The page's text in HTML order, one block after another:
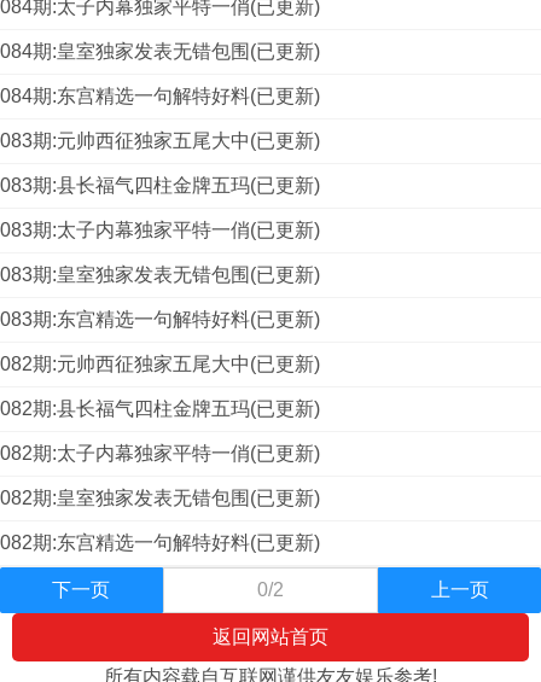
084期:太子内幕独家平特一俏(已更新)
084期:皇室独家发表无错包围(已更新)
084期:东宫精选一句解特好料(已更新)
083期:元帅西征独家五尾大中(已更新)
083期:县长福气四柱金牌五玛(已更新)
083期:太子内幕独家平特一俏(已更新)
083期:皇室独家发表无错包围(已更新)
083期:东宫精选一句解特好料(已更新)
082期:元帅西征独家五尾大中(已更新)
082期:县长福气四柱金牌五玛(已更新)
082期:太子内幕独家平特一俏(已更新)
082期:皇室独家发表无错包围(已更新)
082期:东宫精选一句解特好料(已更新)
下一页 0/2 上一页
返回网站首页
所有内容载自互联网谨供友友娱乐参考!